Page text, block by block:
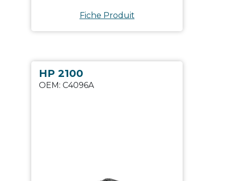
Fiche Produit
HP 2100
OEM: C4096A